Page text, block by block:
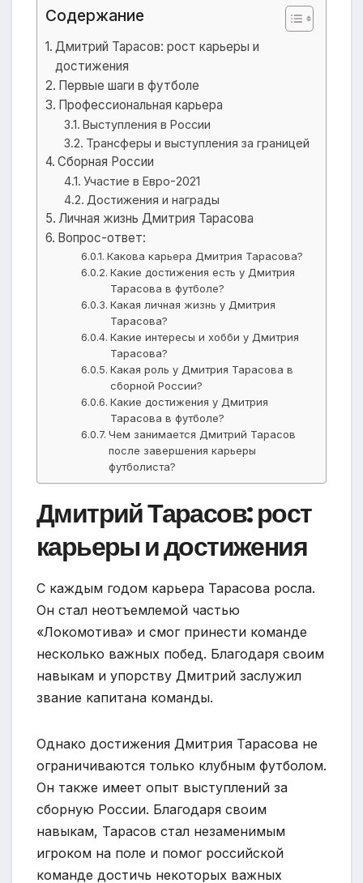
Содержание
Дмитрий Тарасов: рост карьеры и
достижения
Первые шаги в футболе
Профессиональная карьера
Выступления в России
Трансферы и выступления за границей
Сборная России
Участие в Евро-2021
Достижения и награды
Личная жизнь Дмитрия Тарасова
Вопрос-ответ:
Какова карьера Дмитрия Тарасова?
Какие достижения есть у Дмитрия
Тарасова в футболе?
Какая личная жизнь у Дмитрия
Тарасова?
Какие интересы и хобби у Дмитрия
Тарасова?
Какая роль у Дмитрия Тарасова в
сборной России?
Какие достижения у Дмитрия
Тарасова в футболе?
Чем занимается Дмитрий Тарасов
после завершения карьеры
футболиста?
Дмитрий Тарасов: рост
карьеры и достижения
С каждым годом карьера Тарасова росла.
Он стал неотъемлемой частью
«Локомотива» и смог принести команде
несколько важных побед. Благодаря своим
навыкам и упорству Дмитрий заслужил
звание капитана команды.
Однако достижения Дмитрия Тарасова не
ограничиваются только клубным футболом.
Он также имеет опыт выступлений за
сборную России. Благодаря своим
навыкам, Тарасов стал незаменимым
игроком на поле и помог российской
команде достичь некоторых важных